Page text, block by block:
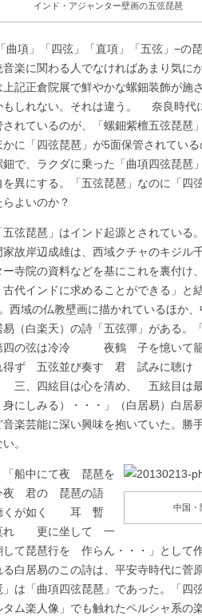
インド・アジャンター壁画の五弦琵琶
項」「四弦」「直項」「五弦」−の
楽に関わる人でなければあまり気に
記正倉院展で鮮やかな螺鈿装飾が施
もしれない。それは違う。 奈良時代
れているのが、「螺鈿紫檀五弦琵琶
に「四弦琵琶」が5面保管されてい
で、ラクダに乗った「曲項四弦琵琶
異にする。「五弦琵琶」なのに「四
よいのか？
弦琵琶」はインド起源とされている
故岸辺成雄は、西域クチャのキジル
寺院の資料などを基にこれを裏付け
代インドに求めることができる」と
西域の仏教壁画に描かれているほか、
易（白楽天）の詩「五弦彈」がある
四の弦は冷冷 夜鶴 子を憶いて籠
得ず 五弦並び奏す 君 試みに聴
三、四絃目は心を清め、 五絃目は
にしみる）・・・」（白居易）白居
楽芸能に深い興味を抱いていた。勝
。
中国・
「船中にて夜 琵琶を
夜 君の 琵琶の語
くが如く 耳 暫
れ 更に坐して 一
て琵琶行を 作らん・・・」として
る白居易のこの詩は、平安寺時代に菅
」は「曲項四弦琵琶」であった。「四
タム楽人像」でも触れたペルシャ系